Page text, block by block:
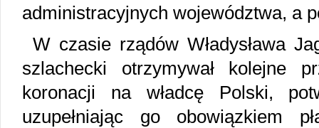
administracyjnych województwa, a
W czasie rządów Władysława
szlachecki otrzymywał kolejne
koronacji na władcę Polski,
uzupełniając go obowiązkiem